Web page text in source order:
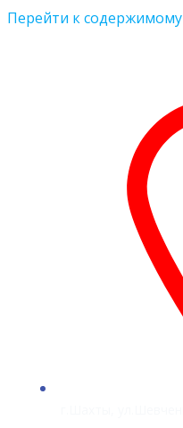
Перейти к содержимому